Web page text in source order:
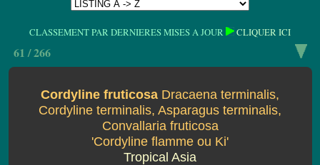
CLASSEMENT PAR DERNIERES MISES A JOUR CLIQUER ICI
61 / 266
Cordyline fruticosa Dracaena terminalis,
Cordyline terminalis, Asparagus terminalis,
Convallaria fruticosa
'Cordyline flamme ou Ki'
Tropical Asia